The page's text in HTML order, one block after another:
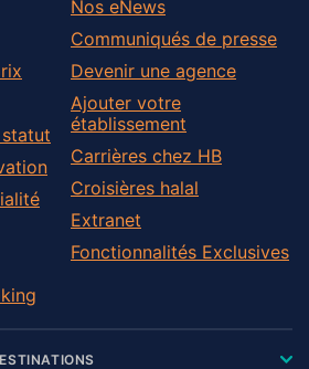
Nos eNews
Communiqués de presse
Devenir une agence
Ajouter votre
établissement
Carrières chez HB
Croisières halal
Extranet
Fonctionnalités Exclusives